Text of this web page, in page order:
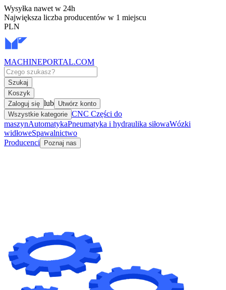
Wysyłka nawet w 24h
Największa liczba producentów w 1 miejscu
PLN
MACHINEPORTAL.COM
Szukaj
Koszyk
Zaloguj się lub Utwórz konto
Wszystkie kategorie CNC Części do
maszynAutomatykaPneumatyka i hydraulika siłowaWózki
widłoweSpawalnictwo
Producenci
Poznaj nas